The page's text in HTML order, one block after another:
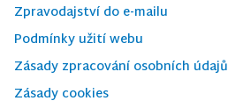
Zpravodajství do e-mailu
Podmínky užití webu
Zásady zpracování osobních údajů
Zásady cookies